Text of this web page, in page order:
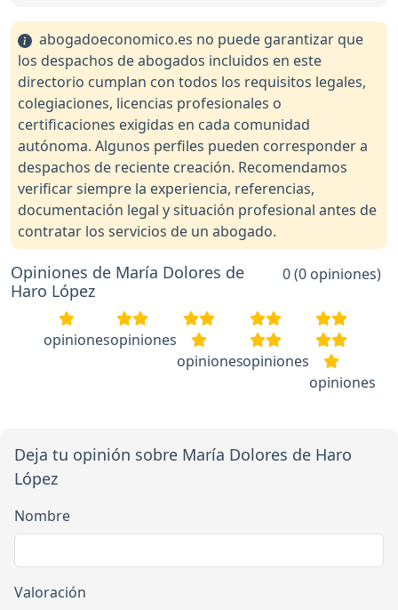
abogadoeconomico.es no puede garantizar que
los despachos de abogados incluidos en este
directorio cumplan con todos los requisitos legales,
colegiaciones, licencias profesionales o
certificaciones exigidas en cada comunidad
autónoma. Algunos perfiles pueden corresponder a
despachos de reciente creación. Recomendamos
verificar siempre la experiencia, referencias,
documentación legal y situación profesional antes de
contratar los servicios de un abogado.
Opiniones de María Dolores de
Haro López
0 (0 opiniones)
opinionesopiniones
opinionesopiniones
opiniones
Deja tu opinión sobre María Dolores de Haro
López
Nombre
Valoración